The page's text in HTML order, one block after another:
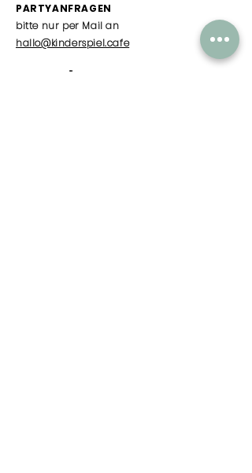
PARTYANFRAGEN
bitte nur per Mail an
hallo@kinderspiel.cafe
SOMMER ÖFFNUNGSZEITEN